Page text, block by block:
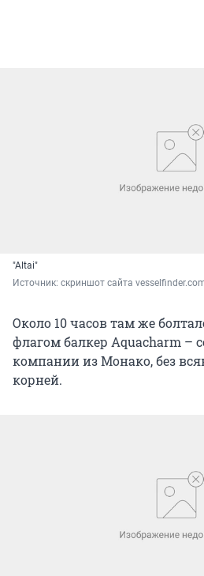
"Altai"
Источник: скриншот сайта
Около 10 часов там же
флагом балкер Aquacharm –
компании из Монако, без
корней.